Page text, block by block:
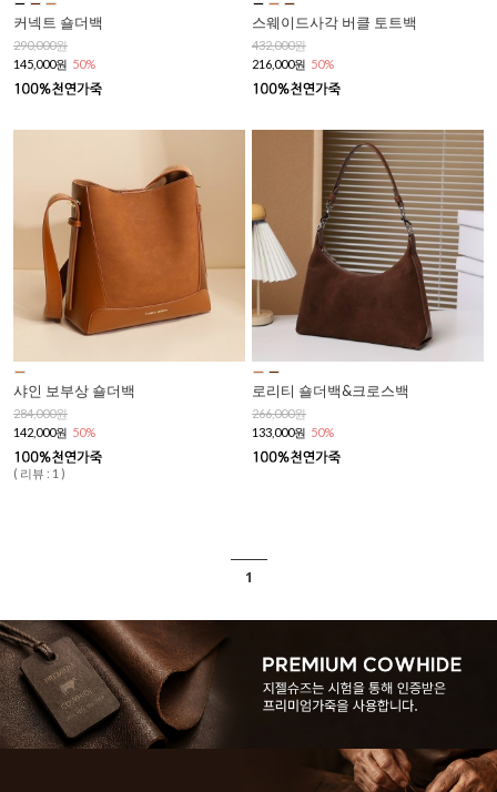
커넥트 숄더백
290,000원
145,000원 50%
스웨이드사각 버클 토트백
432,000원
216,000원 50%
샤인 보부상 숄더백
284,000원
142,000원 50%
( 리뷰 : 1 )
로리티 숄더백&크로스백
266,000원
133,000원 50%
1